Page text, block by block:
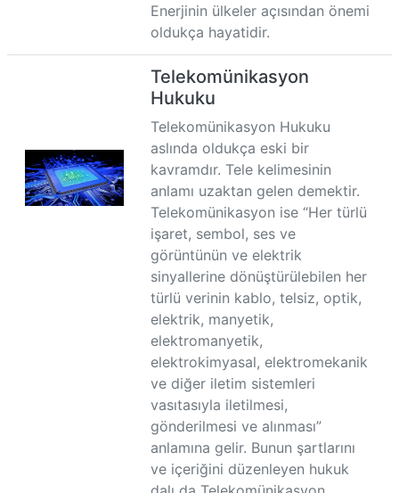
Enerjinin ülkeler açısından önemi
oldukça hayatidir.
Telekomünikasyon
Hukuku
Telekomünikasyon Hukuku
aslında oldukça eski bir
kavramdır. Tele kelimesinin
anlamı uzaktan gelen demektir.
Telekomünikasyon ise “Her türlü
işaret, sembol, ses ve
görüntünün ve elektrik
sinyallerine dönüştürülebilen her
türlü verinin kablo, telsiz, optik,
elektrik, manyetik,
elektromanyetik,
elektrokimyasal, elektromekanik
ve diğer iletim sistemleri
vasıtasıyla iletilmesi,
gönderilmesi ve alınması”
anlamına gelir. Bunun şartlarını
ve içeriğini düzenleyen hukuk